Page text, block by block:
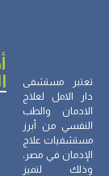
تعتبر مستشفى
دار الامل لعلاج
الادمان والطب
النفسي من أبرز
مستشفيات علاج
الإدمان في مصر،
وذلك لتميز